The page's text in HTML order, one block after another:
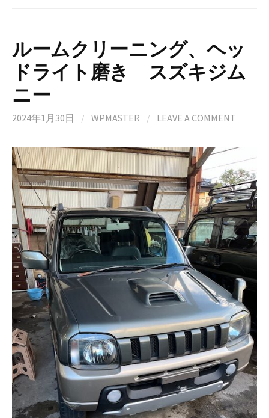
ルームクリーニング、ヘッ
ドライト磨き スズキジム
ニー
2024年1月30日 / WPMASTER / LEAVE A COMMENT